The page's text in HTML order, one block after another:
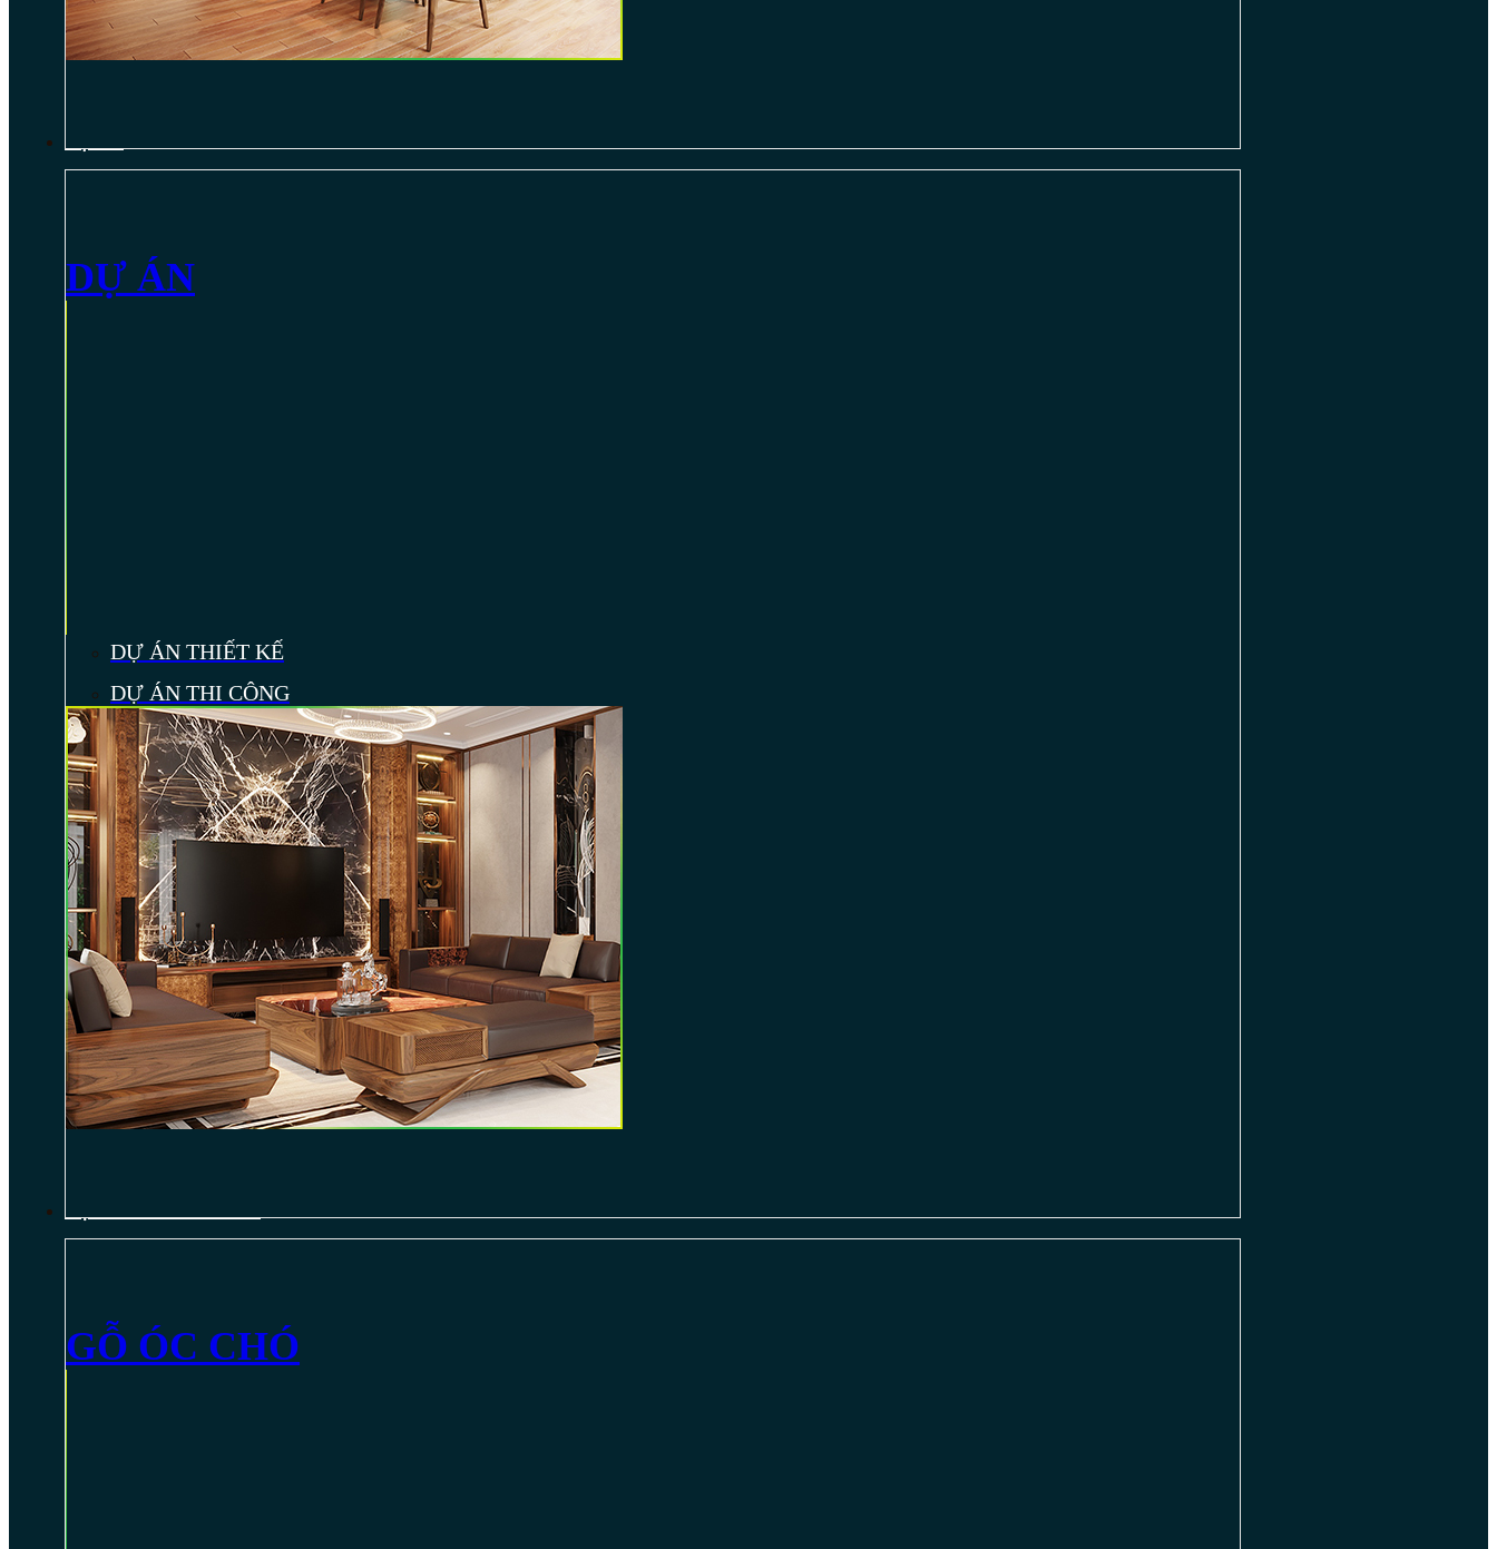
DỰ ÁN
DỰ ÁN THIẾT KẾ
DỰ ÁN THI CÔNG
GỖ ÓC CHÓ